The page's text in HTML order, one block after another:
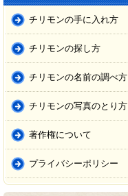
チリモンの手に入れ方
チリモンの探し方
チリモンの名前の調べ方
チリモンの写真のとり方
著作権について
プライバシーポリシー